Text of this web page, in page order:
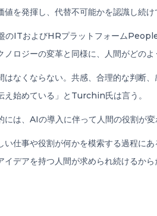
値を発揮し、代替不可能かを認識し続
のITおよびHRプラットフォーム
ノロジーの変革と同様に、人間がどの
はなくならない。共感、合理的な判
え始めている」とTurchin氏は言う。
には、AIの導入に伴って人間の役割が
い仕事や役割が何かを模索する過程に
イデアを持つ人間が求められ続けるか